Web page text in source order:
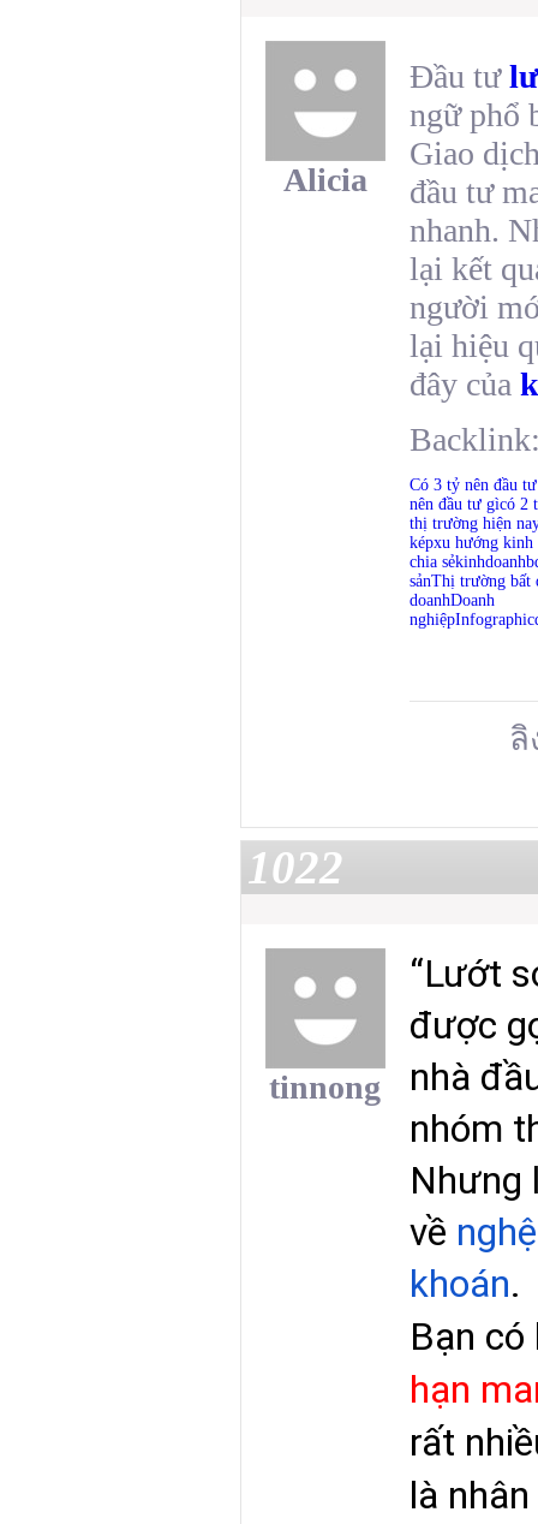
Alicia
Đầu tư
ngữ phổ
Giao
đầu tư
nhanh.
lại kết
người
lại hiệu
đây của
Có 3 tỷ nên đầu
nên đầu tư gìcó 2
thị trường hiện
képxu hướng kinh
chia sẻ
sảnThị trường bất
doanhDoanh
nghiệpInfographic
ลิ
1022
tinnong
“Lướt
được
nhà
nhóm
Nhưng
về
khoán.
Bạn
hạn
rất
là